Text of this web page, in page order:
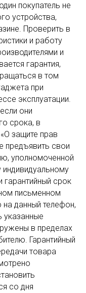
покупатель не
устройства,
Проверить в
и работу
и
гарантия,
в том
при
эксплуатации.
они
срока, в
защите прав
предъявить свои
уполномоченной
индивидуальному
гарантийный срок
письменном
данный телефон,
указанные
в пределах
Гарантийный
товара
со дня